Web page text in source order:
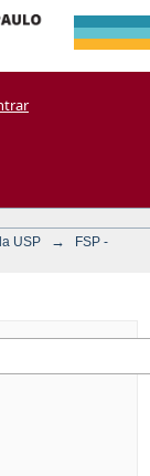
USP →
FSP -